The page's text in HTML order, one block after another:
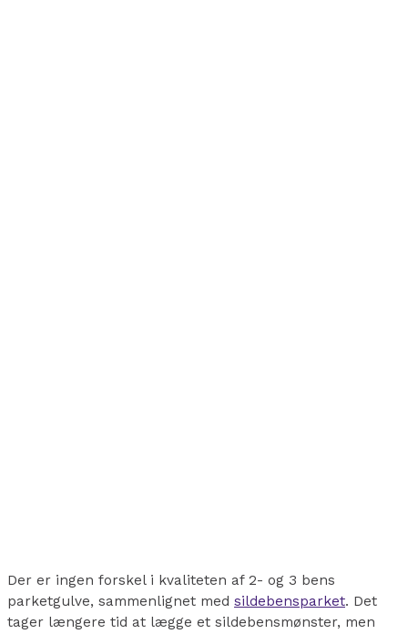
Der er ingen forskel i kvaliteten af 2- og 3 bens
parketgulve, sammenlignet med sildebensparket. Det
tager længere tid at lægge et sildebensmønster, men